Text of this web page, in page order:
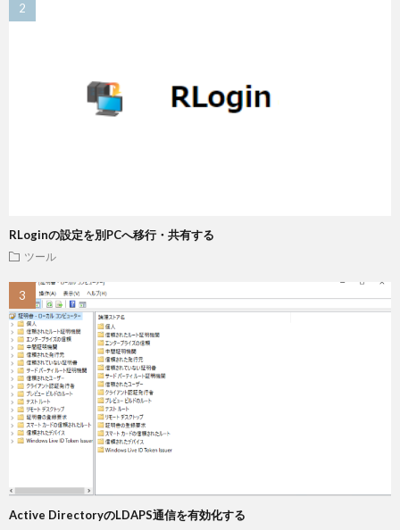
RLoginの設定を別PCへ移行・共有する
ツール
Active DirectoryのLDAPS通信を有効化する